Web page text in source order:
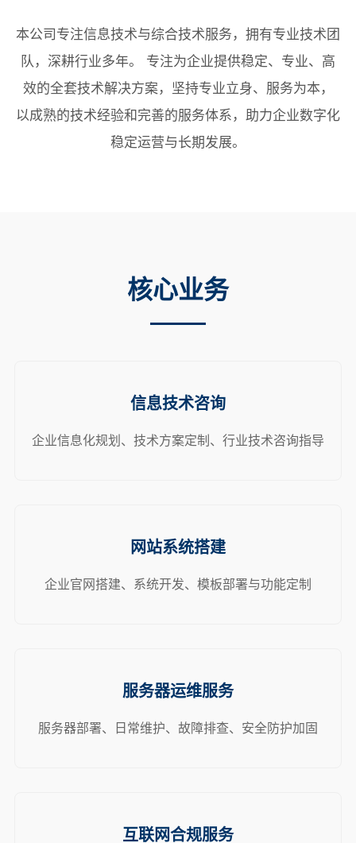
本公司专注信息技术与综合技术服务，拥有专业技术团
队，深耕行业多年。 专注为企业提供稳定、专业、高
效的全套技术解决方案，坚持专业立身、服务为本，
以成熟的技术经验和完善的服务体系，助力企业数字化
稳定运营与长期发展。
核心业务
信息技术咨询
企业信息化规划、技术方案定制、行业技术咨询指导
网站系统搭建
企业官网搭建、系统开发、模板部署与功能定制
服务器运维服务
服务器部署、日常维护、故障排查、安全防护加固
互联网合规服务